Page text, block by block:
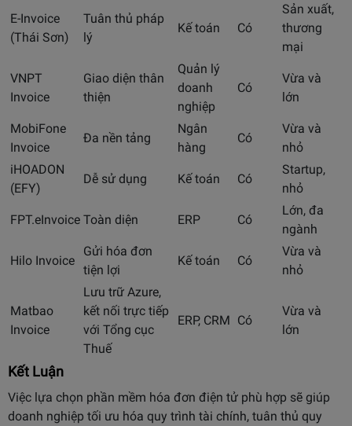
E-Invoice
(Thái Sơn)
Tuân thủ pháp
lý
Kế toán Có
Sản xuất,
thương
mại
VNPT
Invoice
Giao diện thân
thiện
Quản lý
doanh
nghiệp
Có
Vừa và
lớn
MobiFone
Invoice
Đa nền tảng
Ngân
hàng
Có
Vừa và
nhỏ
iHOADON
(EFY)
Dễ sử dụng Kế toán Có
Startup,
nhỏ
FPT.eInvoice Toàn diện ERP Có
Lớn, đa
ngành
Hilo Invoice
Gửi hóa đơn
tiện lợi
Kế toán Có
Vừa và
nhỏ
Matbao
Invoice
Lưu trữ Azure,
kết nối trực tiếp
với Tổng cục
Thuế
ERP, CRM Có
Vừa và
lớn
Kết Luận
Việc lựa chọn phần mềm hóa đơn điện tử phù hợp sẽ giúp
doanh nghiệp tối ưu hóa quy trình tài chính, tuân thủ quy